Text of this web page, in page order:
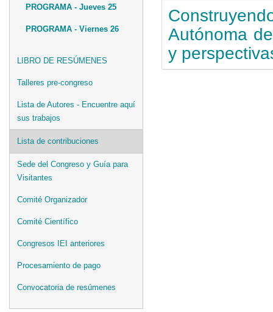
PROGRAMA - Jueves 25
PROGRAMA - Viernes 26
LIBRO DE RESÚMENES
Talleres pre-congreso
Lista de Autores - Encuentre aquí
sus trabajos
Lista de contribuciones
Sede del Congreso y Guía para
Visitantes
Comité Organizador
Comité Científico
Congresos IEI anteriores
Procesamiento de pago
Convocatoria de resúmenes
Autónoma
y